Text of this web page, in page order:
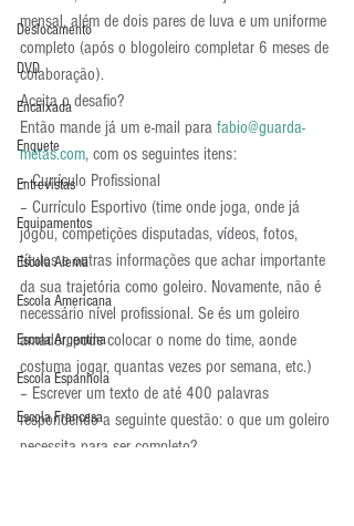
Deslocamento
DVD
Encaixada
Enquete
Entrevistas
Equipamentos
Escola Alemã
Escola Americana
Escola Argentina
Escola Espanhola
Escola Francesa
mensal, além de dois pares de luva e um uniforme
completo (após o blogoleiro completar 6 meses de
colaboração).
Aceita o desafio?
Então mande já um e-mail para fabio@guarda-
metas.com, com os seguintes itens:
– Currículo Profissional
– Currículo Esportivo (time onde joga, onde já
jogou, competições disputadas, vídeos, fotos,
títulos e outras informações que achar importante
da sua trajetória como goleiro. Novamente, não é
necessário nível profissional. Se és um goleiro
amador, pode colocar o nome do time, aonde
costuma jogar, quantas vezes por semana, etc.)
– Escrever um texto de até 400 palavras
respondendo a seguinte questão: o que um goleiro
necessita para ser completo?